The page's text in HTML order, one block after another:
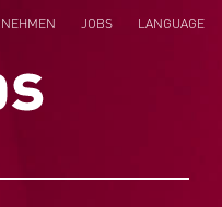
JOBS
LANGUAGE